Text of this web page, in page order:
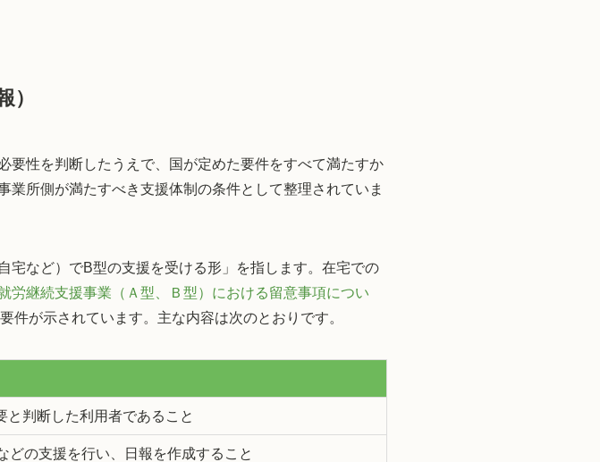
）
要性を判断したうえで、国が定めた要件をすべて満たすか
所側が満たすべき支援体制の条件として整理されていま
宅など）でB型の支援を受ける形」を指します。在宅での
労継続支援事業（Ａ型、Ｂ型）における留意事項につい
件が示されています。主な内容は次のとおりです。
判断した利用者であること
どの支援を行い、日報を作成すること